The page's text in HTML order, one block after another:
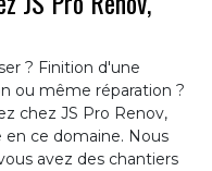
? Finition d'une
ou même réparation ?
chez JS Pro Renov,
en ce domaine. Nous
avez des chantiers